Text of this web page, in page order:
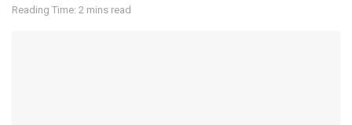
Reading Time: 2 mins read